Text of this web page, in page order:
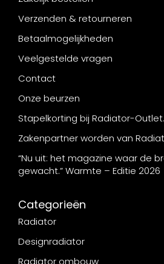
Verzenden & retourneren
Betaalmogelijkheden
Veelgestelde vragen
Contact
Onze beurzen
Stapelkorting bij Radiator-
Zakenpartner worden van
“Nu uit: het magazine waar de
gewacht.” Warmte – Editie 2026
Categorieën
Radiator
Designradiator
Radiator ombouw